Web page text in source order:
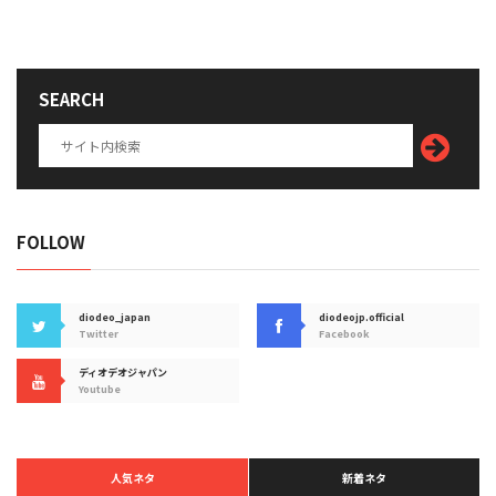
SEARCH
FOLLOW
diodeo_japan
Twitter
diodeojp.official
Facebook
ディオデオジャパン
Youtube
人気ネタ 新着ネタ